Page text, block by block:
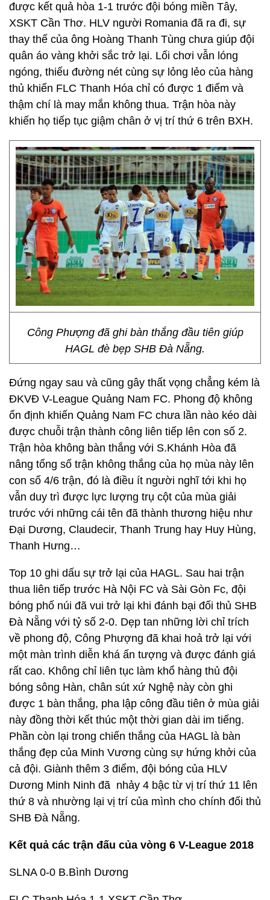
được kết quả hòa 1-1 trước đội bóng miền Tây,
XSKT Cần Thơ. HLV người Romania đã ra đi, sự
thay thế của ông Hoàng Thanh Tùng chưa giúp đội
quân áo vàng khởi sắc trở lại. Lối chơi vẫn lóng
ngóng, thiếu đường nét cùng sự lỏng lẻo của hàng
thủ khiến FLC Thanh Hóa chỉ có được 1 điểm và
thậm chí là may mắn không thua. Trận hòa này
khiến họ tiếp tục giậm chân ở vị trí thứ 6 trên BXH.
Công Phượng đã ghi bàn thắng đầu tiên giúp
HAGL đè bẹp SHB Đà Nẵng.
Đứng ngay sau và cũng gây thất vọng chẳng kém là
ĐKVĐ V-League Quảng Nam FC. Phong độ không
ổn định khiến Quảng Nam FC chưa lần nào kéo dài
được chuỗi trận thành công liên tiếp lên con số 2.
Trận hòa không bàn thắng với S.Khánh Hòa đã
nâng tổng số trận không thắng của họ mùa này lên
con số 4/6 trận, đó là điều ít người nghĩ tới khi họ
vẫn duy trì được lực lượng trụ cột của mùa giải
trước với những cái tên đã thành thương hiệu như
Đại Dương, Claudecir, Thanh Trung hay Huy Hùng,
Thanh Hưng…
Top 10 ghi dấu sự trở lại của HAGL. Sau hai trận
thua liên tiếp trước Hà Nội FC và Sài Gòn Fc, đội
bóng phố núi đã vui trở lại khi đánh bại đối thủ SHB
Đà Nẵng với tỷ số 2-0. Dẹp tan những lời chỉ trích
về phong độ, Công Phượng đã khai hoả trở lại với
một màn trình diễn khá ấn tượng và được đánh giá
rất cao. Không chỉ liên tục làm khổ hàng thủ đội
bóng sông Hàn, chân sút xứ Nghệ này còn ghi
được 1 bàn thắng, pha lập công đầu tiên ở mùa giải
này đồng thời kết thúc một thời gian dài im tiếng.
Phần còn lại trong chiến thắng của HAGL là bàn
thắng đẹp của Minh Vương cùng sự hứng khởi của
cả đội. Giành thêm 3 điểm, đội bóng của HLV
Dương Minh Ninh đã nhảy 4 bậc từ vị trí thứ 11 lên
thứ 8 và nhường lại vị trí của mình cho chính đối thủ
SHB Đà Nẵng.
Kết quả các trận đấu của vòng 6 V-League 2018
SLNA 0-0 B.Bình Dương